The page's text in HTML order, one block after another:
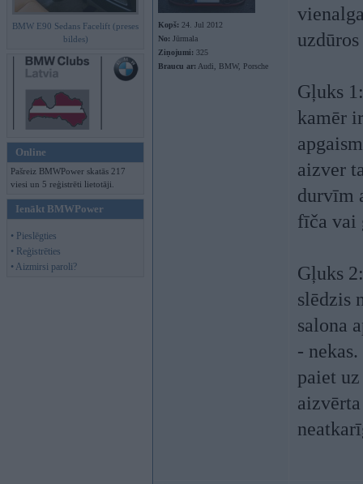
BMW E90 Sedans Facelift (preses
bildes)
Online
Pašreiz BMWPower skatās 217
viesi un 5 reģistrēti lietotāji.
Ienākt BMWPower
• Pieslēgties
• Reģistrēties
• Aizmirsi paroli?
Kopš: 24. Jul 2012
No: Jūrmala
Ziņojumi: 325
Braucu ar: Audi, BMW, Porsche
Gļuks
kamēr
aizver
durvīm
fīča vai
Gļuks
slēdzis
salona
-
paiet